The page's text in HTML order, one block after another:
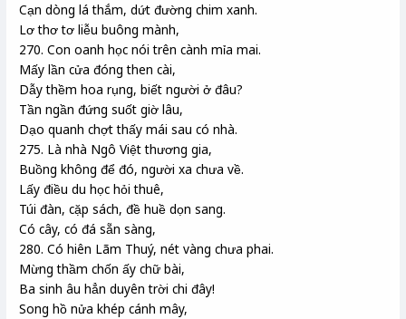
Cạn dòng lá thắm, dứt đường chim xanh.
Lơ thơ tơ liễu buông mành,
270. Con oanh học nói trên cành mỉa mai.
Mấy lần cửa đóng then cài,
Dẫy thềm hoa rụng, biết người ở đâu?
Tần ngần đứng suốt giờ lâu,
Dạo quanh chợt thấy mái sau có nhà.
275. Là nhà Ngô Việt thương gia,
Buồng không để đó, người xa chưa về.
Lấy điều du học hỏi thuê,
Túi đàn, cặp sách, đề huề dọn sang.
Có cây, có đá sẵn sàng,
280. Có hiên Lãm Thuý, nét vàng chưa phai.
Mừng thầm chốn ấy chữ bài,
Ba sinh âu hẳn duyên trời chi đây!
Song hồ nửa khép cánh mây,